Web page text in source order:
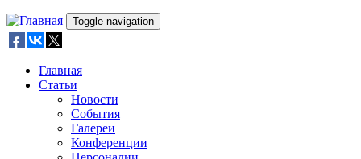
Toggle navigation
Главная
Статьи
Новости
События
Галереи
Конференции